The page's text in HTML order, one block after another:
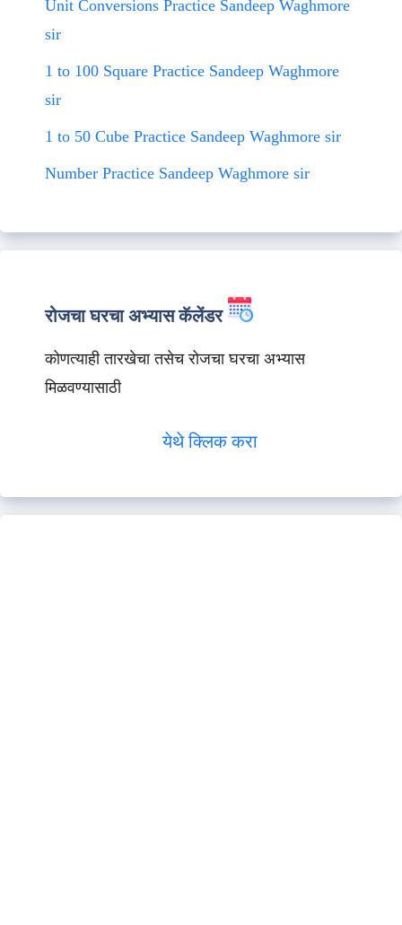
Unit Conversions Practice Sandeep Waghmore
sir
1 to 100 Square Practice Sandeep Waghmore
sir
1 to 50 Cube Practice Sandeep Waghmore sir
Number Practice Sandeep Waghmore sir
रोजचा घरचा अभ्यास कॅलेंडर
कोणत्याही तारखेचा तसेच रोजचा घरचा अभ्यास
मिळवण्यासाठी
येथे क्लिक करा